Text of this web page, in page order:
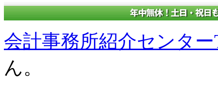
会計事務所紹介センター
ん。